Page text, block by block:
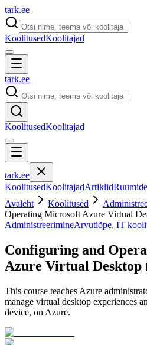
tark.ee
KoolitusedKoolitajad
tark.ee
KoolitusedKoolitajad
tark.ee
KoolitusedKoolitajadArtiklid
Avaleht
Koolitused
Operating Microsoft Azure Virtual
AdministreerimineArvutiõpe, IT
Configuring and
Azure Virtual Desktop
This course teaches Azure
manage virtual desktop experiences
device, on Azure.